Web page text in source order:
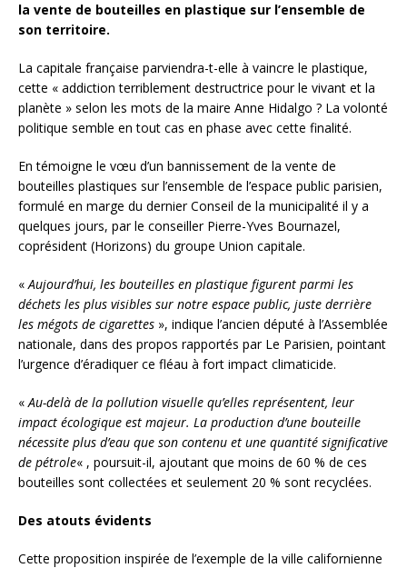
la vente de bouteilles en plastique sur l’ensemble de
son territoire.
La capitale française parviendra-t-elle à vaincre le plastique,
cette « addiction terriblement destructrice pour le vivant et la
planète » selon les mots de la maire Anne Hidalgo ? La volonté
politique semble en tout cas en phase avec cette finalité.
En témoigne le vœu d’un bannissement de la vente de
bouteilles plastiques sur l’ensemble de l’espace public parisien,
formulé en marge du dernier Conseil de la municipalité il y a
quelques jours, par le conseiller Pierre-Yves Bournazel,
coprésident (Horizons) du groupe Union capitale.
«Aujourd’hui, les bouteilles en plastique figurent parmi les
déchets les plus visibles sur notre espace public, juste derrière
les mégots de cigarettes », indique l’ancien député à l’Assemblée
nationale, dans des propos rapportés par Le Parisien, pointant
l’urgence d’éradiquer ce fléau à fort impact climaticide.
«Au-delà de la pollution visuelle qu’elles représentent, leur
impact écologique est majeur. La production d’une bouteille
nécessite plus d’eau que son contenu et une quantité significative
de pétrole« , poursuit-il, ajoutant que moins de 60 % de ces
bouteilles sont collectées et seulement 20 % sont recyclées.
Des atouts évidents
Cette proposition inspirée de l’exemple de la ville californienne